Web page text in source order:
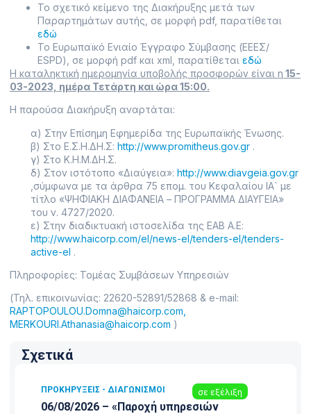
Το σχετικό κείμενο της Διακήρυξης μετά των
Παραρτημάτων αυτής, σε μορφή pdf, παρατίθεται
εδώ
Το Ευρωπαϊκό Ενιαίο Έγγραφο Σύμβασης (ΕΕΕΣ/
ESPD), σε μορφή pdf και xml, παρατίθεται εδώ
Η καταληκτική ημερομηνία υποβολής προσφορών είναι η 15-
03-2023, ημέρα Τετάρτη και ώρα 15:00.
Η παρούσα Διακήρυξη αναρτάται:
α) Στην Επίσημη Εφημερίδα της Ευρωπαϊκής Ένωσης.
β) Στο Ε.Σ.Η.ΔΗ.Σ: http://www.promitheus.gov.gr .
γ) Στο Κ.Η.Μ.ΔΗ.Σ.
δ) Στον ιστότοπο «Διαύγεια»: http://www.diavgeia.gov.gr
,σύμφωνα με τα άρθρα 75 επομ. του Κεφαλαίου ΙΑ` με
τίτλο «ΨΗΦΙΑΚΗ ΔΙΑΦΑΝΕΙΑ – ΠΡΟΓΡΑΜΜΑ ΔΙΑΥΓΕΙΑ»
του ν. 4727/2020.
ε) Στην διαδικτυακή ιστοσελίδα της ΕΑΒ A.E:
http://www.haicorp.com/el/news-el/tenders-el/tenders-
active-el .
Πληροφορίες: Τομέας Συμβάσεων Υπηρεσιών
(Τηλ. επικοινωνίας: 22620-52891/52868 & e-mail:
RAPTOPOULOU.Domna@haicorp.com
MERKOURI.Athanasia@haicorp.com )
Σχετικά
ΠΡΟΚΗΡΎΞΕΙΣ - ΔΙΑΓΩΝΙΣΜΟΊ σε εξέλιξη
06/08/2026 – «Παροχή υπηρεσιών